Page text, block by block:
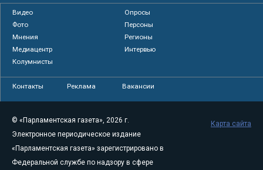
Видео
Опросы
Фото
Персоны
Мнения
Регионы
Медиацентр
Интервью
Колумнисты
Контакты Реклама Вакансии
© «Парламентская газета», 2026 г.
Электронное периодическое издание
«Парламентская газета» зарегистрировано в
Федеральной службе по надзору в сфере
Карта сайта